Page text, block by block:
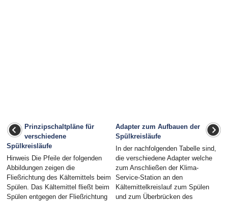
Prinzipschaltpläne für
verschiedene
Spülkreisläufe
Hinweis Die Pfeile der folgenden
Abbildungen zeigen die
Fließrichtung des Kältemittels beim
Spülen. Das Kältemittel fließt beim
Spülen entgegen der Fließrichtung
Adapter zum Aufbauen der
Spülkreisläufe
In der nachfolgenden Tabelle sind,
die verschiedene Adapter welche
zum Anschließen der Klima-
Service-Station an den
Kältemittelkreislauf zum Spülen
und zum Überbrücken des